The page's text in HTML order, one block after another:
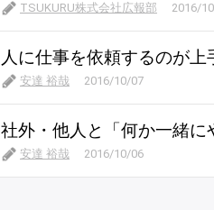
TSUKURU株式会社広報部 2016/
人に仕事を依頼するのが上
安達 裕哉 2016/10/07
社外・他人と「何か一緒に
安達 裕哉 2016/10/06